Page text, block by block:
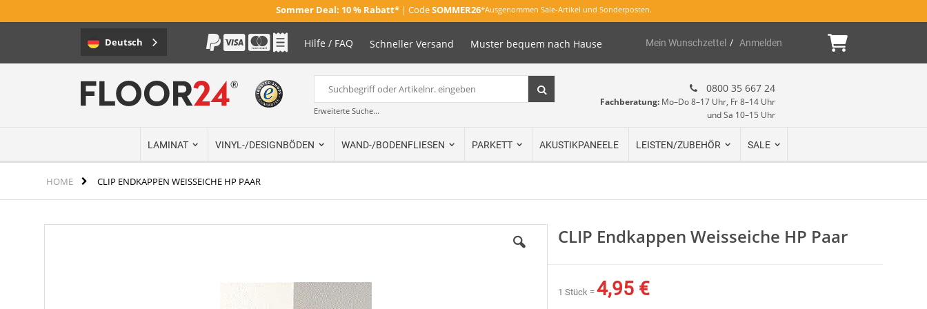
Sommer Deal: 10 % Rabatt*| CodeSOMMER26*Ausgenommen Sale-Artikel und Sonderposten.
Hilfe / FAQ Schneller Versand Muster bequem nach Hause Mein
Mein Wunschzettel Anmelden
Direkt
Suche
Suche
Erweiterte Suche...
0800 35 667 24
Fachberatung: Mo–Do 8–17 Uhr, Fr 8–14 Uhr
und Sa 10–15 Uhr
LAMINAT VINYL-/DESIGNBÖDEN WAND-/BODENFLIESEN PARKETT AKUSTIKPANEELE LEISTEN/ZUBEHÖR SALE
HOME CLIP ENDKAPPEN WEISSEICHE HP PAAR
CLIP Endkappen Weisseiche HP Paar
1 Stück = 4,95 €
Deutsch